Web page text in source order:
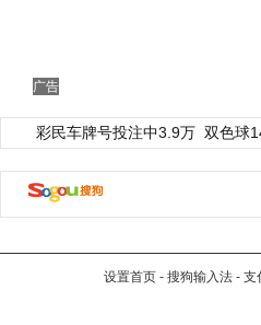
广告
彩民车牌号投注中3.9万 双色球
设置首页 - 搜狗输入法 - 支